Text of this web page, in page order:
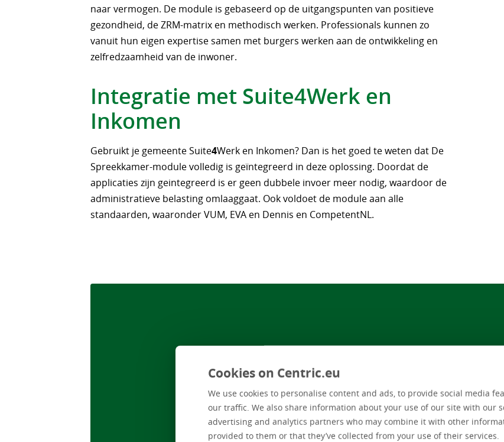
Cookies on Centric.eu
We use cookies to personalise content and ads, to provide social media
our traffic. We also share information about your use of our site with our
advertising and analytics partners who may combine it with other
provided to them or that they’ve collected from your use of their services.
naar vermogen. De module is gebaseerd op de uitgangspunten van positieve
gezondheid, de ZRM-matrix en methodisch werken. Professionals kunnen zo
vanuit hun eigen expertise samen met burgers werken aan de ontwikkeling en
zelfredzaamheid van de inwoner.
Integratie met Suite4Werk en
Inkomen
Gebruikt je gemeente Suite4Werk en Inkomen? Dan is het goed te weten dat De
Spreekkamer-module volledig is geïntegreerd in deze oplossing. Doordat de
applicaties zijn geintegreerd is er geen dubbele invoer meer nodig, waardoor de
administratieve belasting omlaaggaat. Ook voldoet de module aan alle
standaarden, waaronder VUM, EVA en Dennis en CompetentNL.